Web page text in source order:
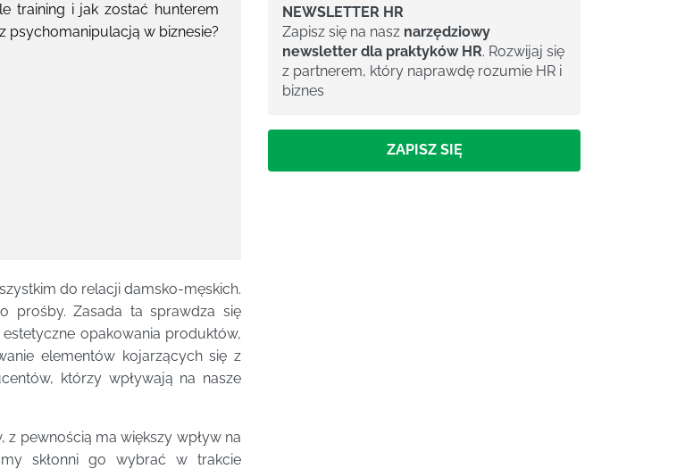
training i jak zostać hunterem
psychomanipulacją w biznesie?
do relacji damsko-męskich.
prośby. Zasada ta sprawdza się
opakowania produktów,
elementów kojarzących się z
którzy wpływają na nasze
pewnością ma większy wpływ na
skłonni go wybrać w trakcie
NEWSLETTER HR
Zapisz się na nasz narzędziowy
newsletter dla praktyków HR. Rozwijaj się
z partnerem, który naprawdę rozumie HR i
biznes
ZAPISZ SIĘ